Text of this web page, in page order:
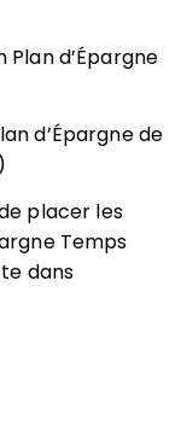
Plan d’Épargne
d’Épargne de
placer les
Temps
dans